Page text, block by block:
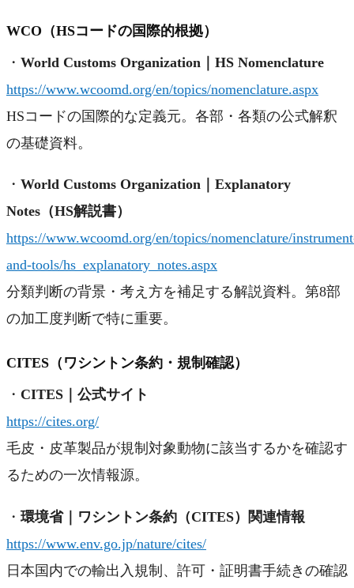
WCO（HSコードの国際的根拠）
・ World Customs Organization｜HS Nomenclature
https://www.wcoomd.org/en/topics/nomenclature.aspx
HSコードの国際的な定義元。各部・各類の公式解釈
の基礎資料。
・ World Customs Organization｜Explanatory
Notes（HS解説書）
https://www.wcoomd.org/en/topics/nomenclature/
and-tools/hs_explanatory_notes.aspx
分類判断の背景・考え方を補足する解説資料。第8部
の加工度判断で特に重要。
CITES（ワシントン条約・規制確認）
・ CITES｜公式サイト
https://cites.org/
毛皮・皮革製品が規制対象動物に該当するかを確認す
るための一次情報源。
・ 環境省｜ワシントン条約（CITES）関連情報
https://www.env.go.jp/nature/cites/
日本国内での輸出入規制、許可・証明書手続きの確認